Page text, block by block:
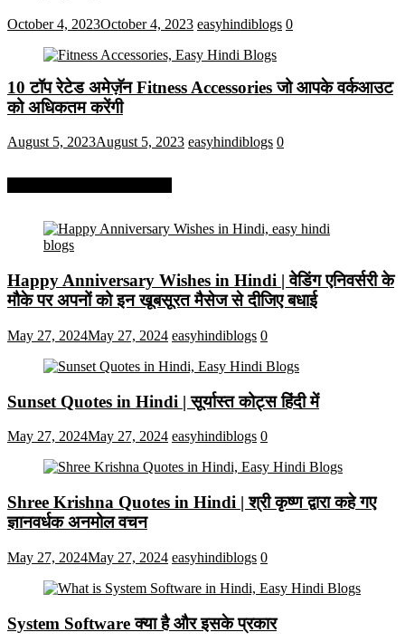
October 4, 2023October 4, 2023 easyhindiblogs 0
10 टॉप रेटेड अमेज़ॅन Fitness Accessories जो आपके वर्कआउट
को अधिकतम करेंगी
August 5, 2023August 5, 2023 easyhindiblogs 0
Happy Anniversary Wishes in Hindi | वेडिंग एनिवर्सरी के
मौके पर अपनों को इन खूबसूरत मैसेज से दीजिए बधाई
May 27, 2024May 27, 2024 easyhindiblogs 0
Sunset Quotes in Hindi | सूर्यास्त कोट्स हिंदी में
May 27, 2024May 27, 2024 easyhindiblogs 0
Shree Krishna Quotes in Hindi | श्री कृष्ण द्वारा कहे गए
ज्ञानवर्धक अनमोल वचन
May 27, 2024May 27, 2024 easyhindiblogs 0
System Software क्या है और इसके प्रकार